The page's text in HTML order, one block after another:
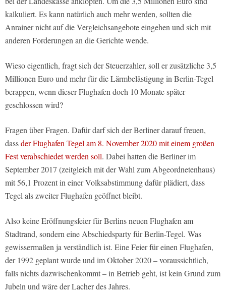
kalkuliert. Es kann natürlich auch mehr werden, sollten die
Anrainer nicht auf die Vergleichsangebote eingehen und sich mit
anderen Forderungen an die Gerichte wende.
Wieso eigentlich, fragt sich der Steuerzahler, soll er zusätzliche 3,5
Millionen Euro und mehr für die Lärmbelästigung in Berlin-Tegel
berappen, wenn dieser Flughafen doch 10 Monate später
geschlossen wird?
Fragen über Fragen. Dafür darf sich der Berliner darauf freuen,
dassder Flughafen Tegel am 8. November 2020 mit einem großen
Fest verabschiedet werden soll. Dabei hatten die Berliner im
September 2017 (zeitgleich mit der Wahl zum Abgeordnetenhaus)
mit 56,1 Prozent in einer Volksabstimmung dafür plädiert, dass
Tegel als zweiter Flughafen geöffnet bleibt.
Also keine Eröffnungsfeier für Berlins neuen Flughafen am
Stadtrand, sondern eine Abschiedsparty für Berlin-Tegel. Was
gewissermaßen ja verständlich ist. Eine Feier für einen Flughafen,
der 1992 geplant wurde und im Oktober 2020 – voraussichtlich,
falls nichts dazwischenkommt – in Betrieb geht, ist kein Grund zum
Jubeln und wäre der Lacher des Jahres.